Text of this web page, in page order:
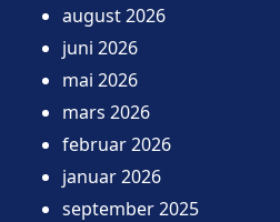
august 2026
juni 2026
mai 2026
mars 2026
februar 2026
januar 2026
september 2025